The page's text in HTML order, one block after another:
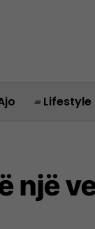
Lifestyle
një